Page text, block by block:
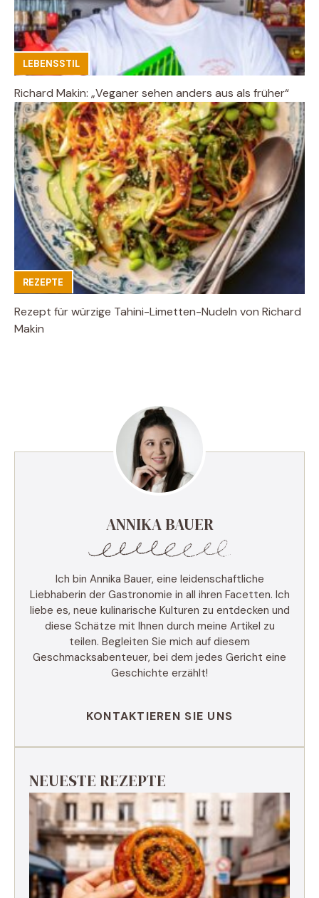
LEBENSSTIL
Richard Makin: „Veganer sehen anders aus als früher“
REZEPTE
Rezept für würzige Tahini-Limetten-Nudeln von Richard
Makin
ANNIKA BAUER
Ich bin Annika Bauer, eine leidenschaftliche
Liebhaberin der Gastronomie in all ihren Facetten. Ich
liebe es, neue kulinarische Kulturen zu entdecken und
diese Schätze mit Ihnen durch meine Artikel zu
teilen. Begleiten Sie mich auf diesem
Geschmacksabenteuer, bei dem jedes Gericht eine
Geschichte erzählt!
KONTAKTIEREN SIE UNS
NEUESTE REZEPTE